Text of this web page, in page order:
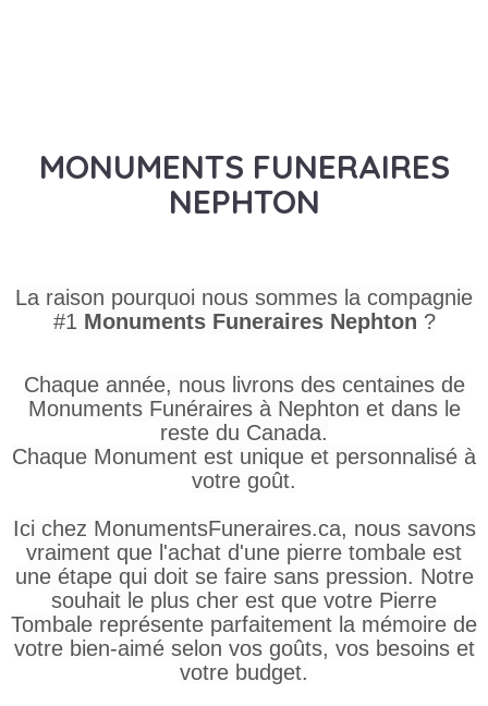
MONUMENTS FUNERAIRES
NEPHTON
La raison pourquoi nous sommes la compagnie
#1 Monuments Funeraires Nephton ?
Chaque année, nous livrons des centaines de
Monuments Funéraires à Nephton et dans le
reste du Canada.
Chaque Monument est unique et personnalisé à
votre goût.
Ici chez MonumentsFuneraires.ca, nous savons
vraiment que l'achat d'une pierre tombale est
une étape qui doit se faire sans pression. Notre
souhait le plus cher est que votre Pierre
Tombale représente parfaitement la mémoire de
votre bien-aimé selon vos goûts, vos besoins et
votre budget.